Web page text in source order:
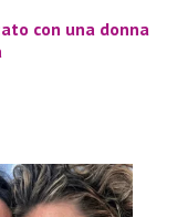
con una donna